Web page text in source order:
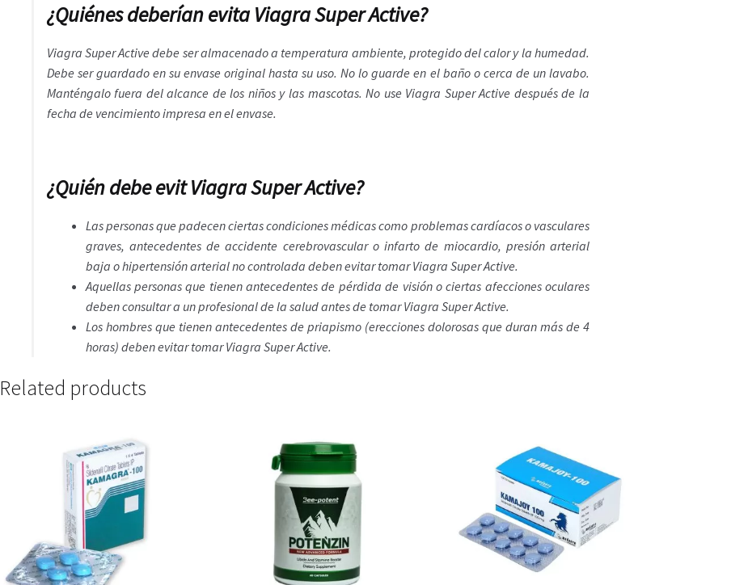
¿Quiénes deberían evita Viagra Super Active?
Viagra Super Active debe ser almacenado a temperatura ambiente, protegido del calor y la humedad.
Debe ser guardado en su envase original hasta su uso. No lo guarde en el baño o cerca de un lavabo.
Manténgalo fuera del alcance de los niños y las mascotas. No use Viagra Super Active después de la
fecha de vencimiento impresa en el envase.
¿Quién debe evit Viagra Super Active?
Las personas que padecen ciertas condiciones médicas como problemas cardíacos o vasculares
graves, antecedentes de accidente cerebrovascular o infarto de miocardio, presión arterial
baja o hipertensión arterial no controlada deben evitar tomar Viagra Super Active.
Aquellas personas que tienen antecedentes de pérdida de visión o ciertas afecciones oculares
deben consultar a un profesional de la salud antes de tomar Viagra Super Active.
Los hombres que tienen antecedentes de priapismo (erecciones dolorosas que duran más de 4
horas) deben evitar tomar Viagra Super Active.
Related products